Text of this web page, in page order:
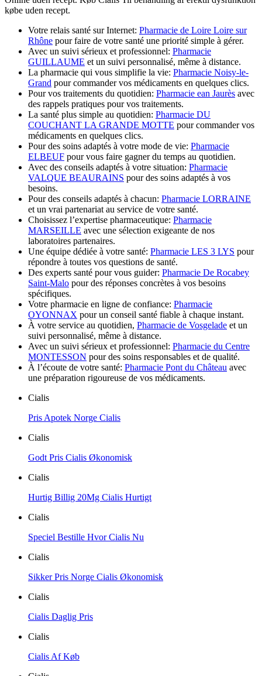
købe uden recept.
Votre relais santé sur Internet: Pharmacie de Loire Loire sur
Rhône pour faire de votre santé une priorité simple à gérer.
Avec un suivi sérieux et professionnel: Pharmacie
GUILLAUME et un suivi personnalisé, même à distance.
La pharmacie qui vous simplifie la vie: Pharmacie Noisy-le-
Grand pour commander vos médicaments en quelques clics.
Pour vos traitements du quotidien: Pharmacie ean Jaurès avec
des rappels pratiques pour vos traitements.
La santé plus simple au quotidien: Pharmacie DU
COUCHANT LA GRANDE MOTTE pour commander vos
médicaments en quelques clics.
Pour des soins adaptés à votre mode de vie: Pharmacie
ELBEUF pour vous faire gagner du temps au quotidien.
Avec des conseils adaptés à votre situation: Pharmacie
VALQUE BEAURAINS pour des soins adaptés à vos
besoins.
Pour des conseils adaptés à chacun: Pharmacie LORRAINE
et un vrai partenariat au service de votre santé.
Choisissez l’expertise pharmaceutique: Pharmacie
MARSEILLE avec une sélection exigeante de nos
laboratoires partenaires.
Une équipe dédiée à votre santé: Pharmacie LES 3 LYS pour
répondre à toutes vos questions de santé.
Des experts santé pour vous guider: Pharmacie De Rocabey
Saint-Malo pour des réponses concrètes à vos besoins
spécifiques.
Votre pharmacie en ligne de confiance: Pharmacie
OYONNAX pour un conseil santé fiable à chaque instant.
À votre service au quotidien, Pharmacie de Vosgelade et un
suivi personnalisé, même à distance.
Avec un suivi sérieux et professionnel: Pharmacie du Centre
MONTESSON pour des soins responsables et de qualité.
À l’écoute de votre santé: Pharmacie Pont du Château avec
une préparation rigoureuse de vos médicaments.
Cialis
Pris Apotek Norge Cialis
Cialis
Godt Pris Cialis Økonomisk
Cialis
Hurtig Billig 20Mg Cialis Hurtigt
Cialis
Speciel Bestille Hvor Cialis Nu
Cialis
Sikker Pris Norge Cialis Økonomisk
Cialis
Cialis Daglig Pris
Cialis
Cialis Af Køb